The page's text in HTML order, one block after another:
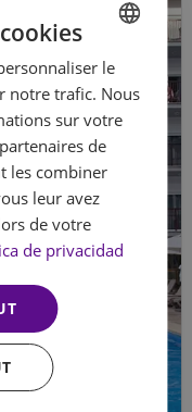
SPANISH
ENGLISH
FRENCH
GERMAN
le
notre trafic. Nous
sur votre
de
les combiner
leur avez
de votre
de privacidad